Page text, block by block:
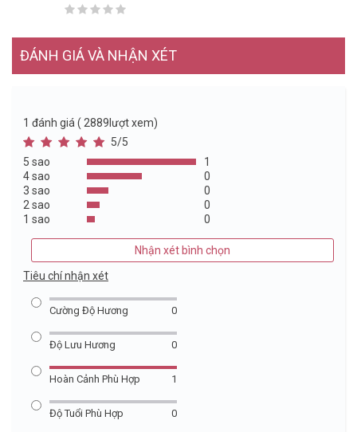
ĐÁNH GIÁ VÀ NHẬN XÉT
1 đánh giá ( 2889lượt xem)
5/5
5 sao
1
4 sao
0
3 sao
0
2 sao
0
1 sao
0
Nhận xét bình chọn
Tiêu chí nhận xét
Cường Độ Hương 0
Độ Lưu Hương 0
Hoàn Cảnh Phù Hợp 1
Độ Tuổi Phù Hợp 0